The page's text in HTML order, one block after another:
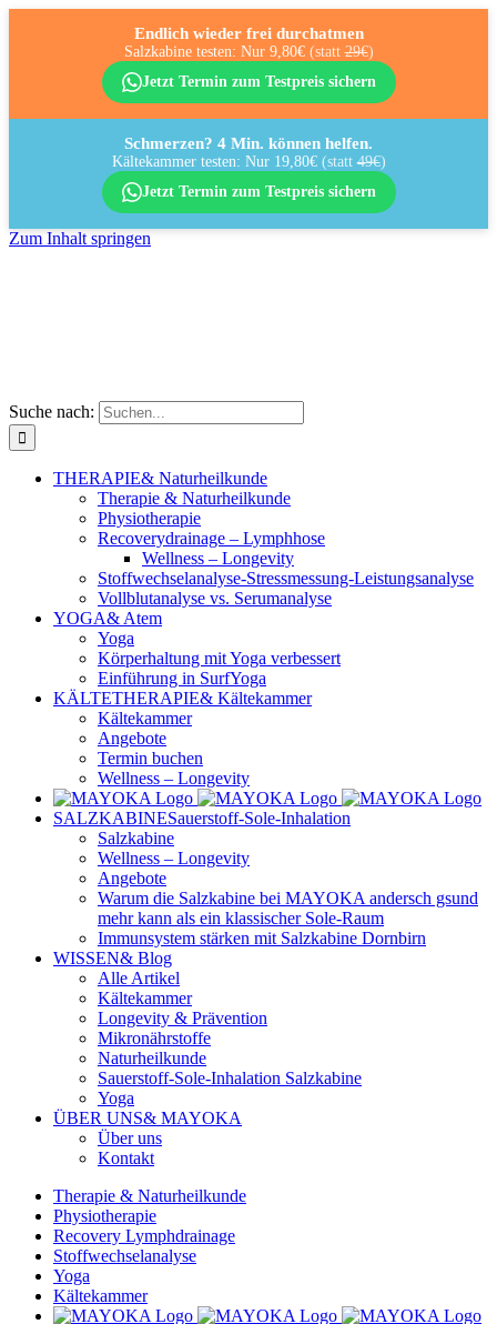
Endlich wieder frei durchatmen
Salzkabine testen: Nur 9,80€ (statt29€)
Jetzt Termin zum Testpreis sichern
Schmerzen? 4 Min. können helfen.
Kältekammer testen: Nur 19,80€ (statt49€)
Jetzt Termin zum Testpreis sichern
Zum Inhalt springen
Suche nach:
THERAPIE& Naturheilkunde
Therapie & Naturheilkunde
Physiotherapie
Recoverydrainage – Lymphhose
Wellness – Longevity
Stoffwechselanalyse-Stressmessung-Leistungsanalyse
Vollblutanalyse vs. Serumanalyse
YOGA& Atem
Yoga
Körperhaltung mit Yoga verbessert
Einführung in SurfYoga
KÄLTETHERAPIE& Kältekammer
Kältekammer
Angebote
Termin buchen
Wellness – Longevity
SALZKABINESauerstoff-Sole-Inhalation
Salzkabine
Wellness – Longevity
Angebote
Warum die Salzkabine bei MAYOKA andersch gsund
mehr kann als ein klassischer Sole-Raum
Immunsystem stärken mit Salzkabine Dornbirn
WISSEN& Blog
Alle Artikel
Kältekammer
Longevity & Prävention
Mikronährstoffe
Naturheilkunde
Sauerstoff-Sole-Inhalation Salzkabine
Yoga
ÜBER UNS& MAYOKA
Über uns
Kontakt
Therapie & Naturheilkunde
Physiotherapie
Recovery Lymphdrainage
Stoffwechselanalyse
Yoga
Kältekammer